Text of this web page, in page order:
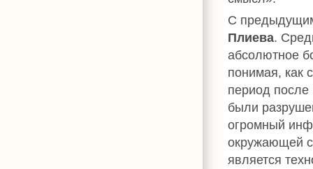
С
Плиева.
абсолютное
понимая, как
период
были
огромный
окружающей
является